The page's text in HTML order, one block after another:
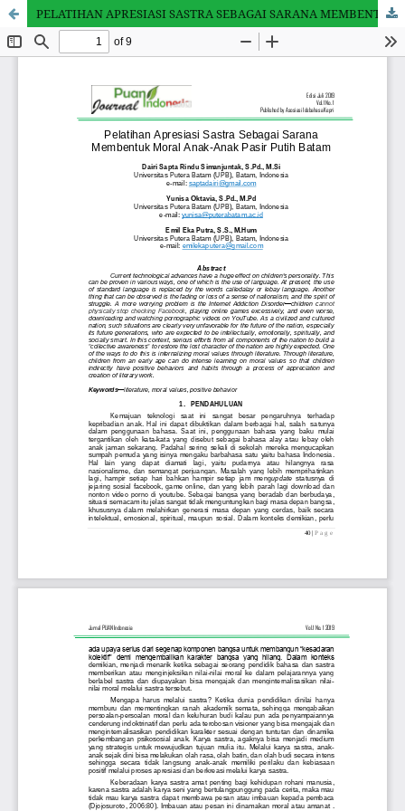
PELATIHAN APRESIASI SASTRA SEBAGAI SARANA MEMBENTUK MORAL ANAK-ANAK PASIR PUTIH BATAM